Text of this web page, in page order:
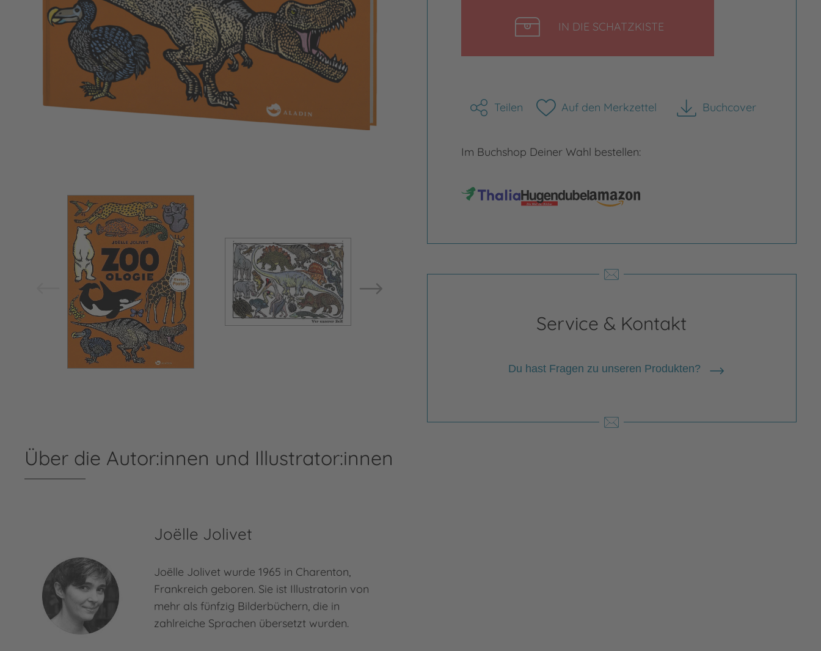
Bild vergrößern Bild vergrößern Bild vergrößern
IN DIE SCHATZKISTE
Teilen Auf den Merkzettel Buchcover
herunterladen
Im Buchshop Deiner Wahl bestellen:
Service & Kontakt
Du hast Fragen zu unseren Produkten?
Über die Autor:innen und Illustrator:innen
Joëlle Jolivet
Joëlle Jolivet wurde 1965 in Charenton,
Frankreich geboren. Sie ist Illustratorin von
mehr als fünfzig Bilderbüchern, die in
zahlreiche Sprachen übersetzt wurden.